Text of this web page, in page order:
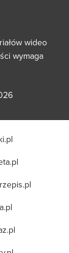
wideo
wymaga